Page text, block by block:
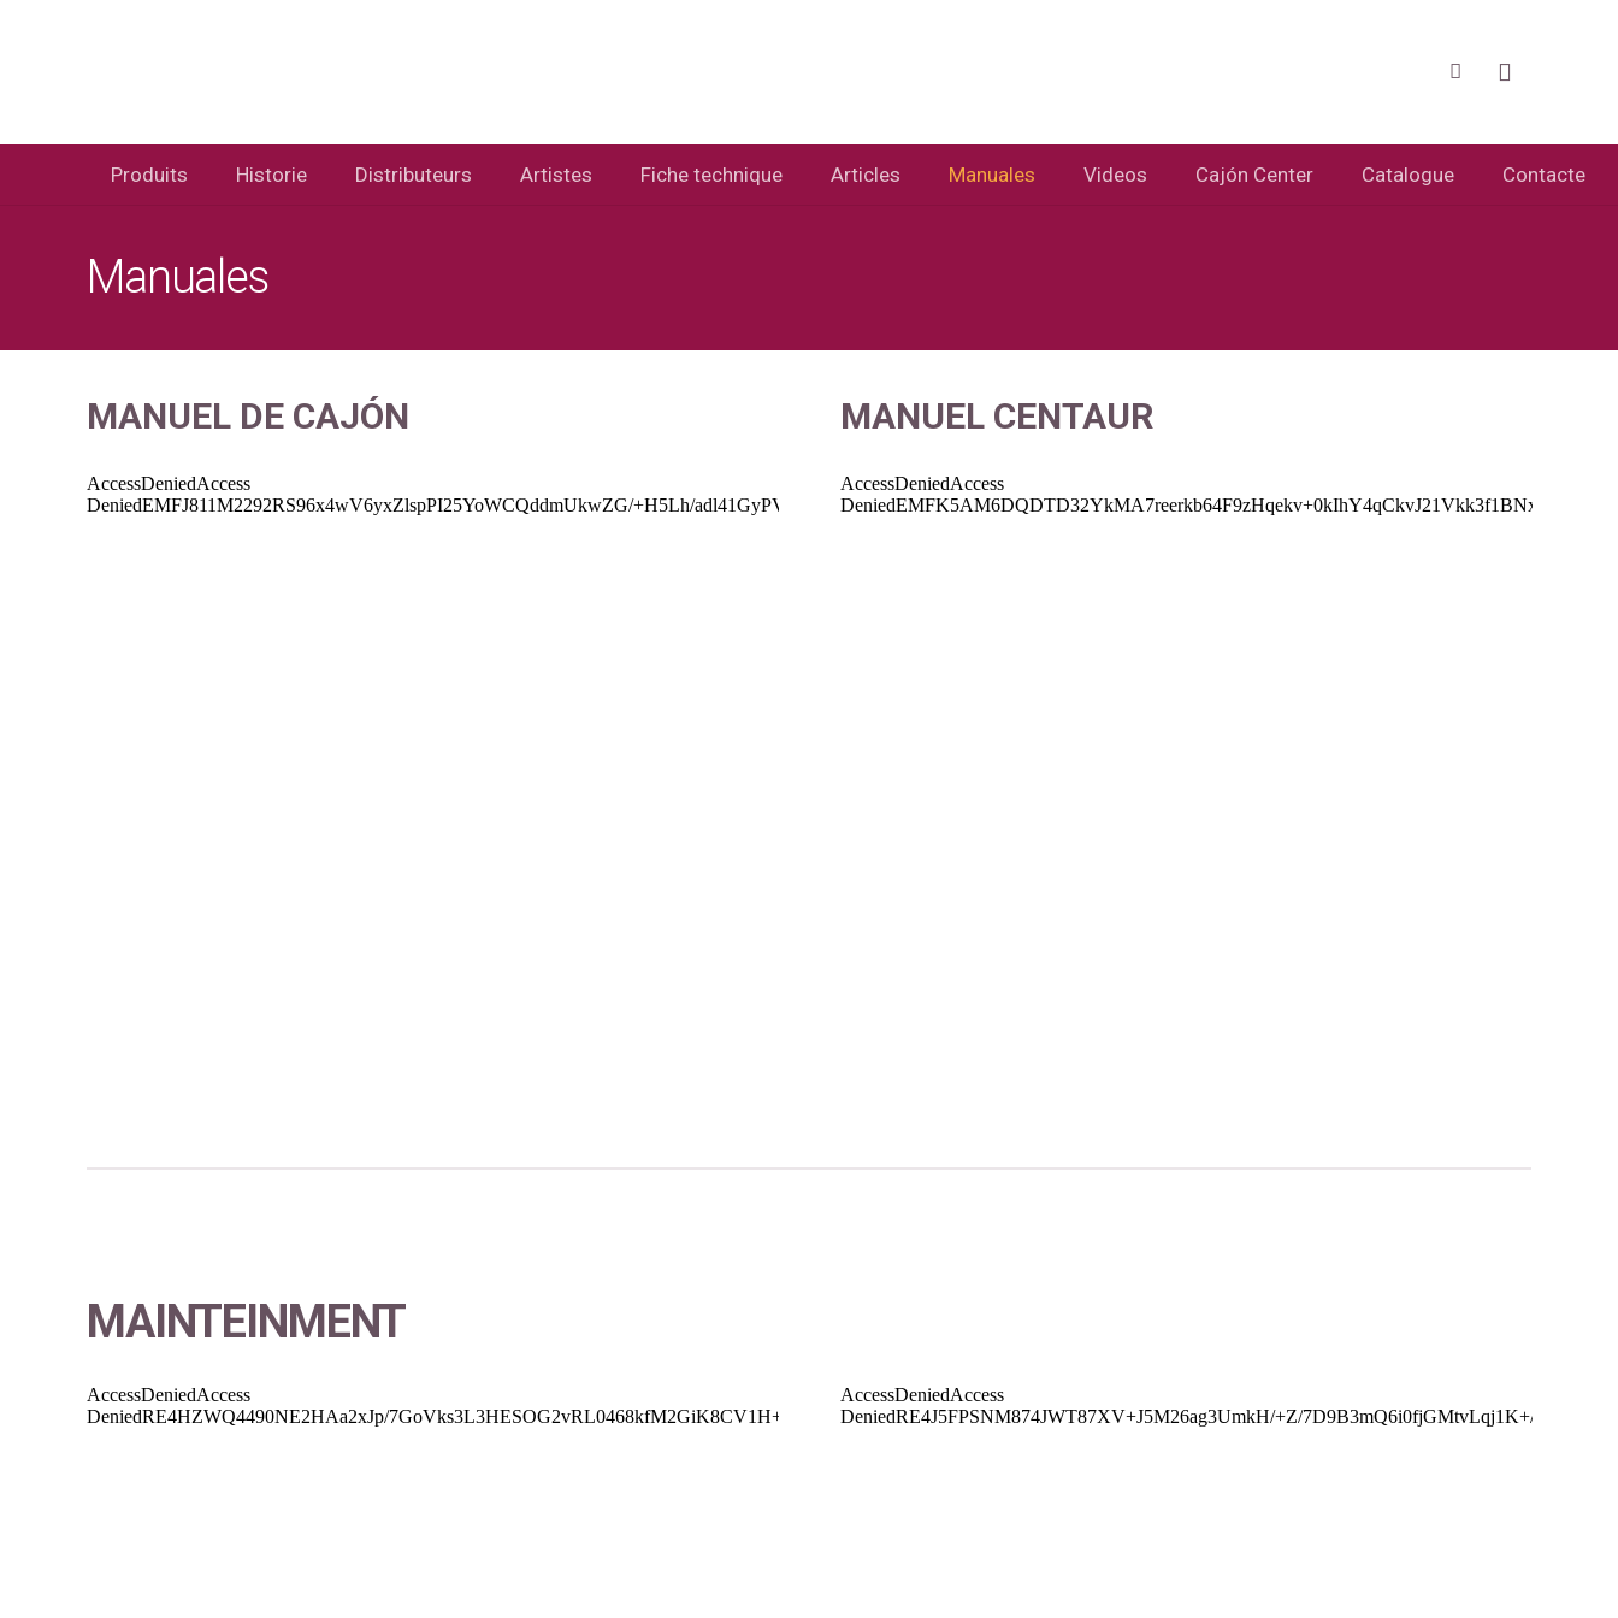
Produits Historie Distributeurs Artistes Fiche technique Articles Manuales Videos Cajón Center Catalogue Contacte
Manuales
MANUEL DE CAJÓN MANUEL CENTAUR
MAINTEINMENT